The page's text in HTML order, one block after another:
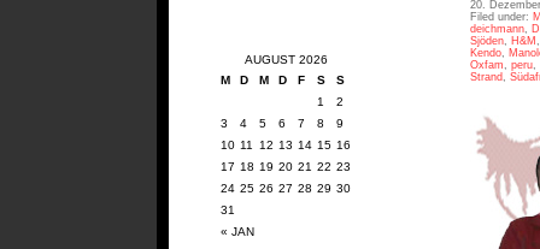
AUGUST 2026
M
D M D F S S
« JAN
1
2
3
4 5 6 7 8
9
10 11 12 13 14 15 16
17 18 19 20 21 22 23
24 25 26 27 28 29 30
31
20.
Filed under:
deichmann,
Sjöden, H&M
Kendo,
Oxfam, peru,
Strand,